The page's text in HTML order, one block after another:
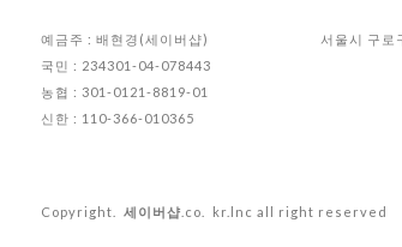
예금주 : 배현경(세이버샵)
국민 : 234301-04-078443
농협 : 301-0121-8819-01
신한 : 110-366-010365
서울시 구로
Copyright. 세이버샵 .co. kr.lnc all right reserved